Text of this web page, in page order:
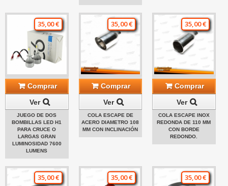
35,00 €
Comprar
Ver
JUEGO DE DOS
BOMBILLAS LED H1
PARA CRUCE O
LARGAS GRAN
LUMINOSIDAD 7600
LUMENS
35,00 €
Comprar
Ver
COLA ESCAPE DE
ACERO DIAMETRO 108
MM CON INCLINACIÓN
35,00 €
Comprar
Ver
COLA ESCAPE INOX
REDONDA DE 110 MM
CON BORDE
REDONDO.
35,00 € 35,00 € 35,00 €